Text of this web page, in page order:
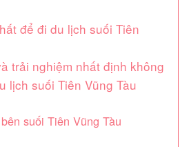
để đi du lịch suối Tiên
trải nghiệm nhất định không
lịch suối Tiên Vũng Tàu
suối Tiên Vũng Tàu